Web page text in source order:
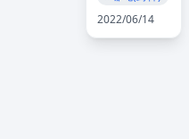
2022/06/14